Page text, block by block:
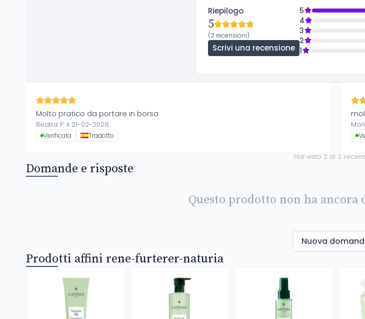
Riepilogo
5
(2 recensioni)
Scrivi una recensione
5
4
3
2
1
Molto pratico da portare in borsa
Beatriz P. il 21-02-2026
Verificata Tradotto
Hai visto 2 di 2
Domande e risposte
Questo prodotto non ha
Nuova
Prodotti affini rene-furterer-naturia